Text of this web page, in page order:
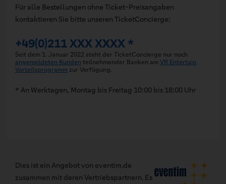
Für alle Bestellungen ohne Ticket-Preisangaben
kontaktieren Sie bitte unseren TicketConcierge:
+49(0)211 XXX XXXX *
Seit dem 1. Januar 2022 steht der TicketConcierge nur noch
angemeldeten Kunden teilnehmender Banken am VR Entertain
Vorteilsprogramm zur Verfügung.
* An Werktagen, Montag bis Freitag 10:00 bis 18:00 Uhr
Dies ist ein Angebot von eventim.de
zusammen mit deren Vertriebspartnern. Es